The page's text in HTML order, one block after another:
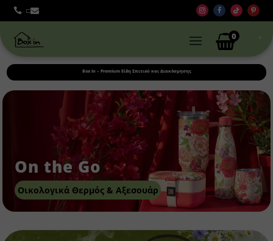
 
0
Box in – Premium Είδη Σπιτιού και Διακόσμησης
On the Go
Οικολογικά Θερμός & Αξεσουάρ